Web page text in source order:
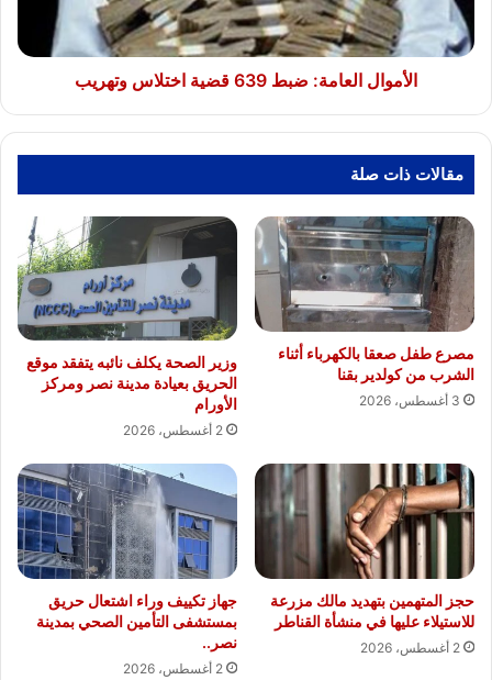
وتهريب
الأموال العامة: ضبط 639 قضية اختلاس وتهريب
مقالات ذات صلة
مصرع طفل صعقا بالكهرباء أثناء
الشرب من كولدير بقنا
3 أغسطس، 2026
وزير الصحة يكلف نائبه يتفقد موقع
الحريق بعيادة مدينة نصر ومركز
الأورام
2 أغسطس، 2026
حجز المتهمين بتهديد مالك مزرعة
للاستيلاء عليها في منشأة القناطر
2 أغسطس، 2026
جهاز تكييف وراء اشتعال حريق
بمستشفى التأمين الصحي بمدينة
نصر..
2 أغسطس، 2026